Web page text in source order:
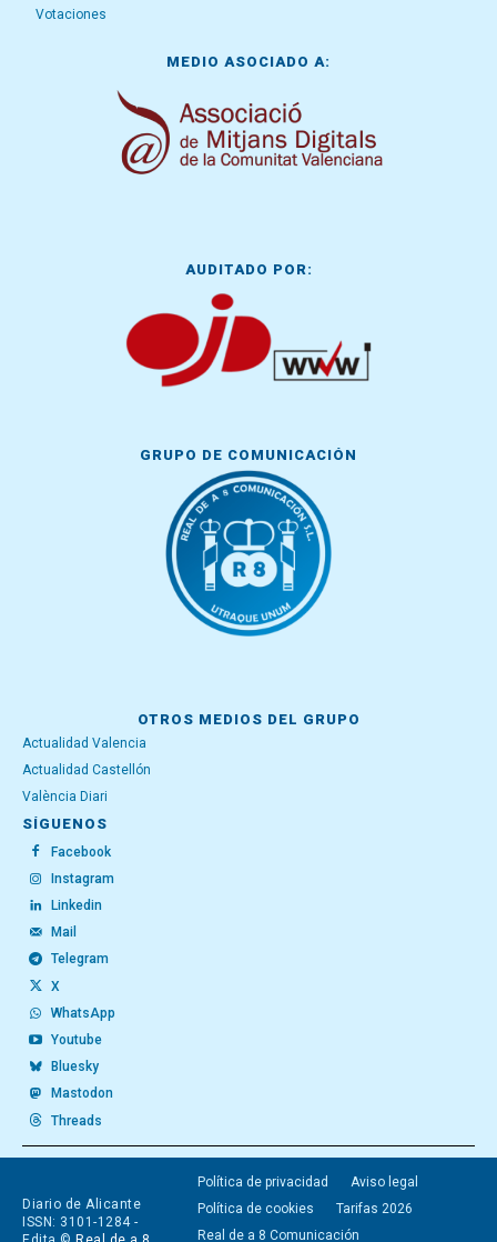
Votaciones
MEDIO ASOCIADO A:
AUDITADO POR:
GRUPO DE COMUNICACIÓN
OTROS MEDIOS DEL GRUPO
Actualidad Valencia
Actualidad Castellón
València Diari
SÍGUENOS
Facebook
Instagram
Linkedin
Mail
Telegram
X
WhatsApp
Youtube
Bluesky
Mastodon
Threads
Diario de Alicante
ISSN: 3101-1284 -
Política de privacidad
Aviso legal
Política de cookies
Tarifas 2026
Real de a 8 Comunicación